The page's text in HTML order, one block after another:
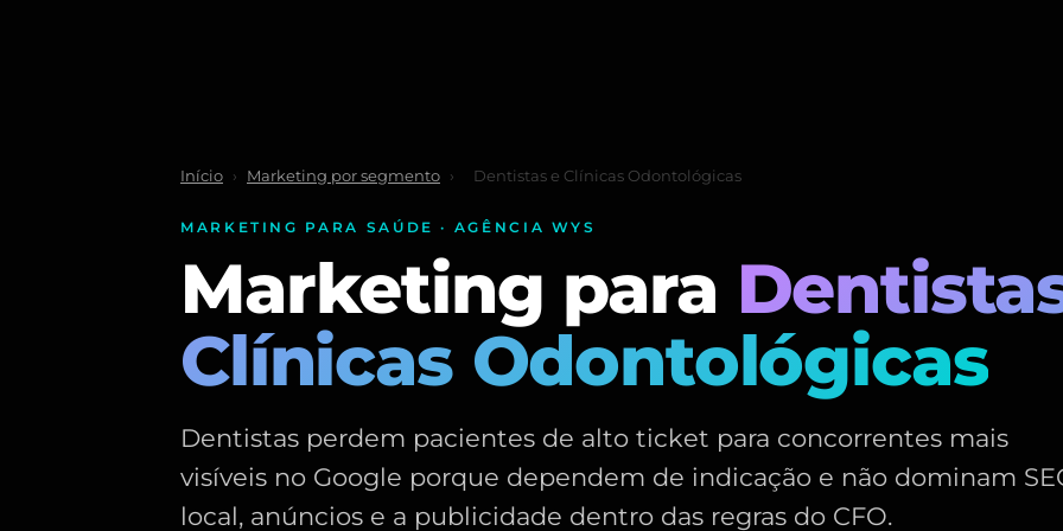
Início › Marketing por segmento › Dentistas e Clínicas Odontológicas
MARKETING PARA SAÚDE · AGÊNCIA WYS
Marketing para
Clínicas Odontológicas
Dentistas perdem pacientes de alto ticket para concorrentes mais
visíveis no Google porque dependem de indicação e não dominam
local, anúncios e a publicidade dentro das regras do CFO.